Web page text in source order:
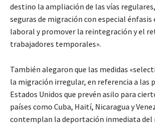
destino la ampliación de las vías
seguras de migración con especial énfasis
laboral y promover la reintegración y el
trabajadores temporales».
También alegaron que las medidas
la migración irregular, en referencia a las
Estados Unidos que prevén asilo para
países como Cuba, Haití, Nicaragua y
contemplan la deportación inmediata del